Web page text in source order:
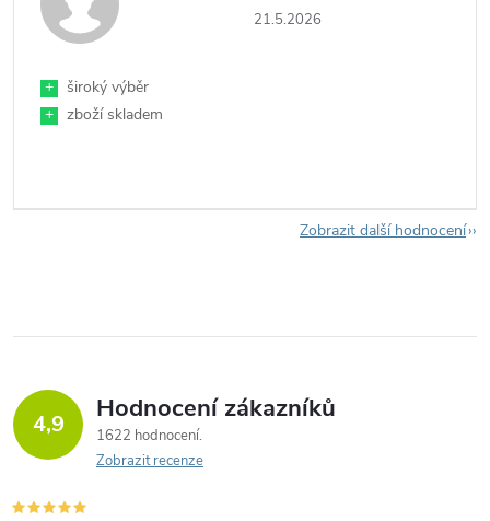
21.5.2026
+
široký výběr
+
zboží skladem
Zobrazit další hodnocení
4,9 Hodnocení zákazníků
1622 hodnocení
Zobrazit recenze